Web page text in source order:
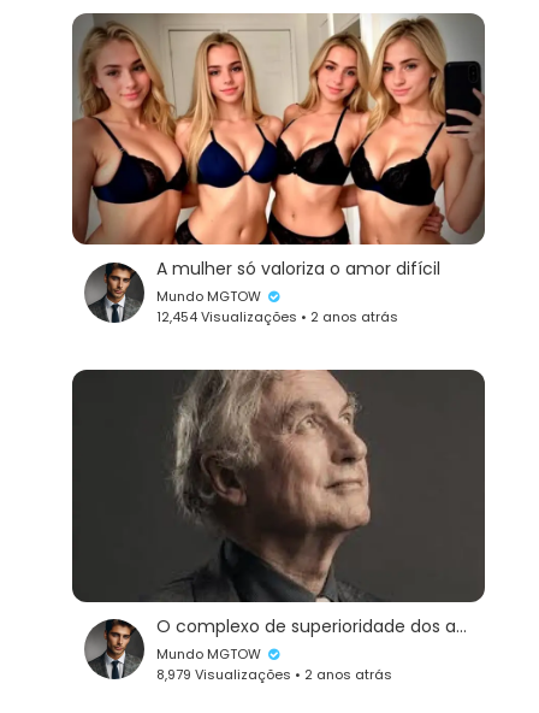
A mulher só valoriza o amor difícil
Mundo MGTOW
12,454 Visualizações • 2 anos atrás
O complexo de superioridade dos ateus.
Mundo MGTOW
8,979 Visualizações • 2 anos atrás